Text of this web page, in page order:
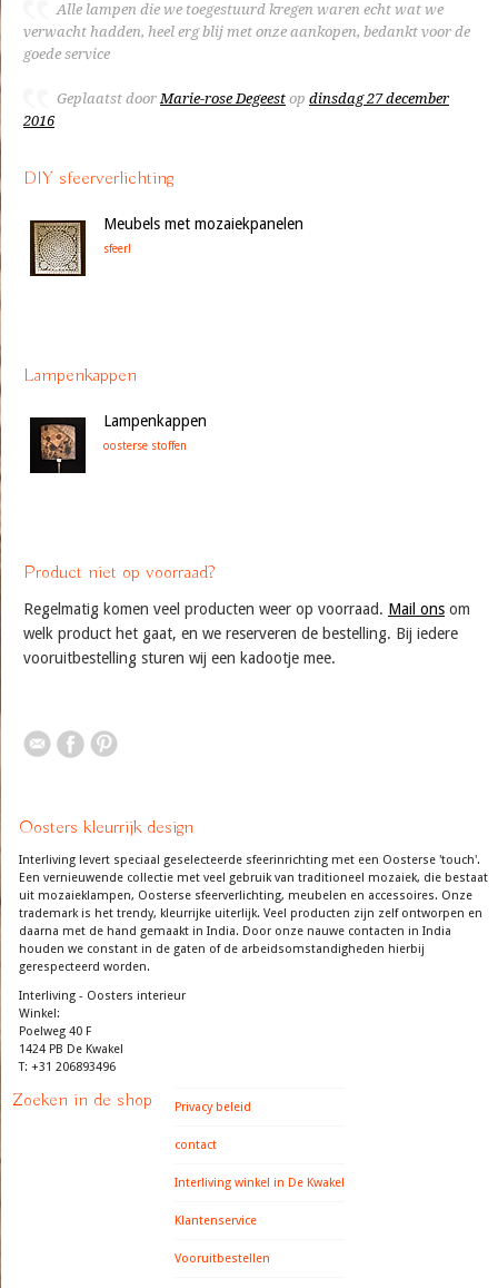
Alle lampen die we toegestuurd kregen waren echt wat we
verwacht hadden, heel erg blij met onze aankopen, bedankt voor de
goede service
Geplaatst doorMarie-rose Degeest op dinsdag 27 december
2016
DIY sfeerverlichting
Meubels met mozaiekpanelen
sfeer!
Lampenkappen
Lampenkappen
oosterse stoffen
Product niet op voorraad?
Regelmatig komen veel producten weer op voorraad. Mail ons om
welk product het gaat, en we reserveren de bestelling. Bij iedere
vooruitbestelling sturen wij een kadootje mee.
Oosters kleurrijk design
Interliving levert speciaal geselecteerde sfeerinrichting met een Oosterse 'touch'.
Een vernieuwende collectie met veel gebruik van traditioneel mozaiek, die bestaat
uit mozaieklampen, Oosterse sfeerverlichting, meubelen en accessoires. Onze
trademark is het trendy, kleurrijke uiterlijk. Veel producten zijn zelf ontworpen en
daarna met de hand gemaakt in India. Door onze nauwe contacten in India
houden we constant in de gaten of de arbeidsomstandigheden hierbij
gerespecteerd worden.
Interliving - Oosters interieur
Winkel:
Poelweg 40 F
1424 PB De Kwakel
T: +31 206893496
Zoeken in de shop Privacy beleid
contact
Interliving winkel in De Kwakel
Klantenservice
Vooruitbestellen